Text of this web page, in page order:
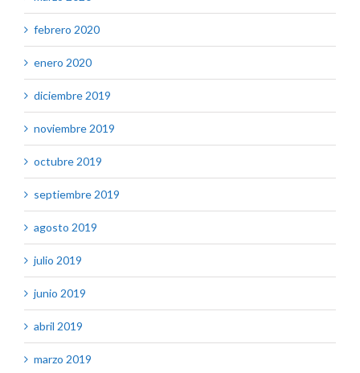
febrero 2020
enero 2020
diciembre 2019
noviembre 2019
octubre 2019
septiembre 2019
agosto 2019
julio 2019
junio 2019
abril 2019
marzo 2019